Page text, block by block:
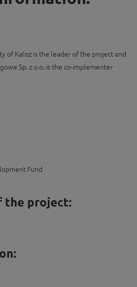
of Kalisz is the leader of the project and
Sp. z o.o. is the co-implementer
Fund
the project: